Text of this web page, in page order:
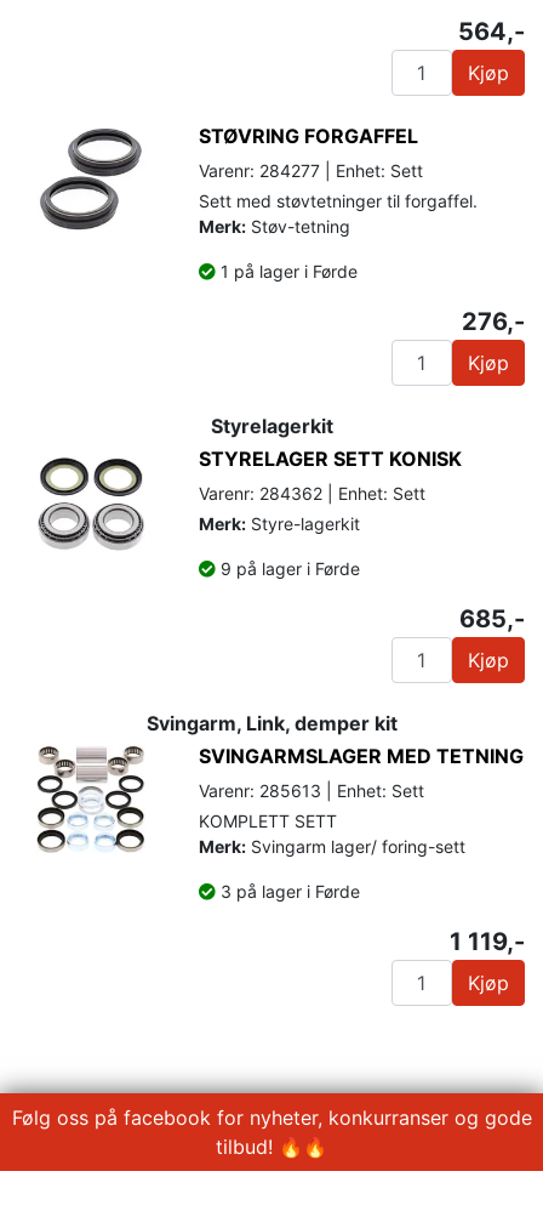
564,-
Kjøp
STØVRING FORGAFFEL
Varenr: 284277 | Enhet: Sett
Sett med støvtetninger til forgaffel.
Merk: Støv-tetning
1 på lager i Førde
276,-
Kjøp
Styrelagerkit
STYRELAGER SETT KONISK
Varenr: 284362 | Enhet: Sett
Merk: Styre-lagerkit
9 på lager i Førde
685,-
Kjøp
Svingarm, Link, demper kit
SVINGARMSLAGER MED TETNING
Varenr: 285613 | Enhet: Sett
KOMPLETT SETT
Merk: Svingarm lager/ foring-sett
3 på lager i Førde
1 119,-
Kjøp
Følg oss på facebook for nyheter, konkurranser og gode
tilbud! 🔥🔥